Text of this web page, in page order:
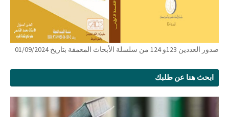
صدور العددين 123و 124 من سلسلة الأبحاث المعمقة بتاريخ 01/09/2024
ابحث هنا عن طلبك